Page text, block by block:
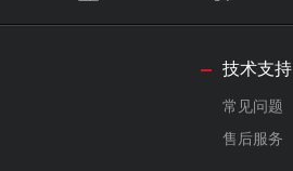
技术支持
常见问题
售后服务